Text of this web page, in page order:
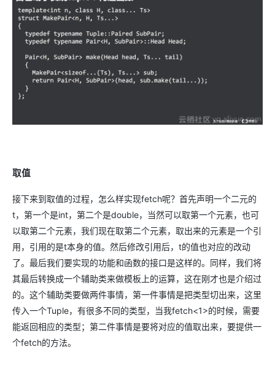
取值
接下来到取值的过程，怎么样实现fetch呢？首先声明一个二元的
t，第一个是int，第二个是double，当然可以取第一个元素，也可
以取第二个元素，我们现在取第二个元素，取出来的元素是一个引
用，引用的是t本身的值。然后修改引用后，t的值也对应的改动
了。最后我们要实现的功能和函数的接口是这样的。同样，我们将
其最后转换成一个辅助类来做模板上的运算，这在刚才也是介绍过
的。这个辅助类要做两件事情，第一件事情是把类型切出来，这里
传入一个Tuple，有很多不同的类型，当我fetch<1>的时候，需要
能返回相应的类型；第二件事情是要将对应的值取出来，要提供一
个fetch的方法。